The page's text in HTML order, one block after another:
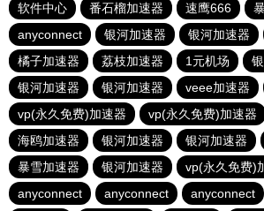
软件中心
番石榴加速器 速鹰666
anyconnect
银河加速器 银河加速器
橘子加速器
荔枝加速器 1元机场
银河加速器
银河加速器 veee加速器
vp(永久免费)加速器
vp(永久免费)加速器
海鸥加速器
银河加速器 银河加速器
暴雪加速器
银河加速器
vp(永久免费)
anyconnect
anyconnect anyconnect